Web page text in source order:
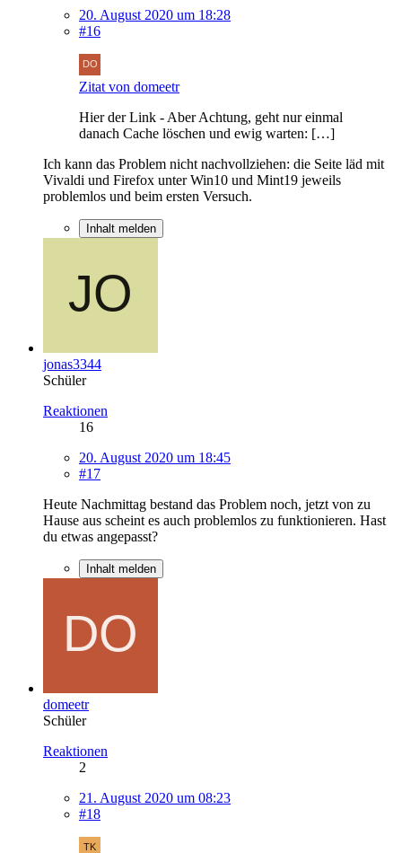
20. August 2020 um 18:28
#16
Zitat von domeetr
Hier der Link - Aber Achtung, geht nur einmal
danach Cache löschen und ewig warten: […]
Ich kann das Problem nicht nachvollziehen: die Seite läd mit
Vivaldi und Firefox unter Win10 und Mint19 jeweils
problemlos und beim ersten Versuch.
Inhalt melden
jonas3344
Schüler
Reaktionen
16
20. August 2020 um 18:45
#17
Heute Nachmittag bestand das Problem noch, jetzt von zu
Hause aus scheint es auch problemlos zu funktionieren. Hast
du etwas angepasst?
Inhalt melden
domeetr
Schüler
Reaktionen
2
21. August 2020 um 08:23
#18